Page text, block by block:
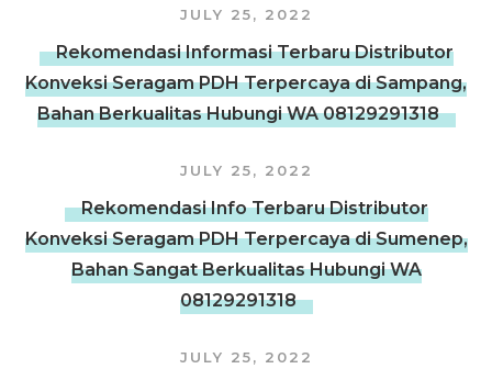
JULY 25, 2022
Rekomendasi Informasi Terbaru Distributor
Konveksi Seragam PDH Terpercaya di Sampang,
Bahan Berkualitas Hubungi WA 08129291318
JULY 25, 2022
Rekomendasi Info Terbaru Distributor
Konveksi Seragam PDH Terpercaya di Sumenep,
Bahan Sangat Berkualitas Hubungi WA
08129291318
JULY 25, 2022